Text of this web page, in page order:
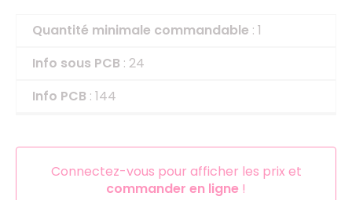
Quantité minimale commandable : 1
Info sous PCB : 24
Info PCB : 144
Connectez-vous pour afficher les prix et
commander en ligne !